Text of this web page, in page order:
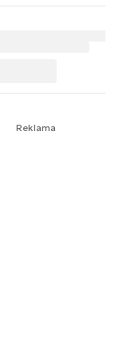
Reklama